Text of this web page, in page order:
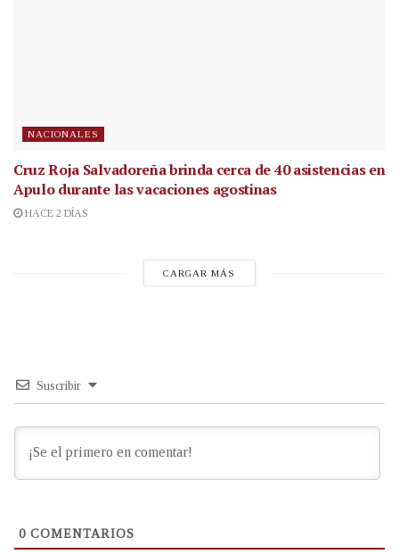
NACIONALES
Cruz Roja Salvadoreña brinda cerca de 40 asistencias en
Apulo durante las vacaciones agostinas
HACE 2 DÍAS
CARGAR MÁS
Suscribir
0 COMENTARIOS